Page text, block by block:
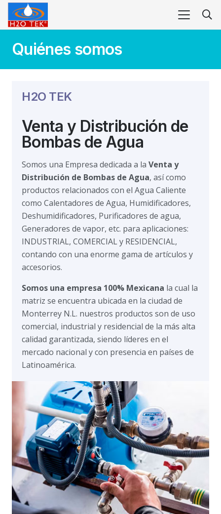
Quiénes somos
H2O TEK
Venta y Distribución de
Bombas de Agua
Somos una Empresa dedicada a la Venta y
Distribución de Bombas de Agua, así como
productos relacionados con el Agua Caliente
como Calentadores de Agua, Humidificadores,
Deshumidificadores, Purificadores de agua,
Generadores de vapor, etc. para aplicaciones:
INDUSTRIAL, COMERCIAL y RESIDENCIAL,
contando con una enorme gama de artículos y
accesorios.
Somos una empresa 100% Mexicana la cual la
matriz se encuentra ubicada en la ciudad de
Monterrey N.L. nuestros productos son de uso
comercial, industrial y residencial de la más alta
calidad garantizada, siendo líderes en el
mercado nacional y con presencia en países de
Latinoamérica.